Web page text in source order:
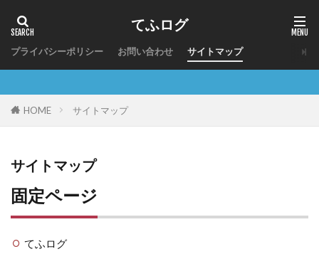
てふログ
プライバシーポリシー お問い合わせ サイトマップ
HOME サイトマップ
サイトマップ
固定ページ
てふログ